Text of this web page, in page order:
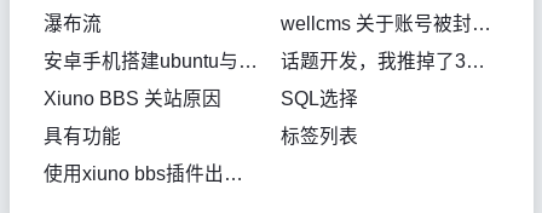
瀑布流
wellcms 关于账号被封，付费应用无法下载
安卓手机搭建ubuntu与内网穿透实现
话题开发，我推掉了3个方案了
Xiuno BBS 关站原因
SQL选择
具有功能
标签列表
使用xiuno bbs插件出现500错误或白屏